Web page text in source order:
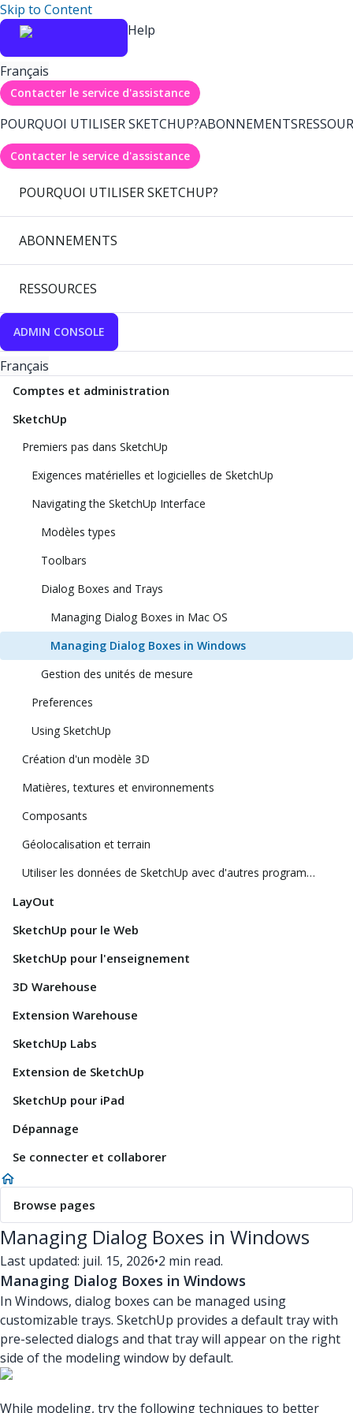
Skip to Content
Help
Français
Contacter le service d'assistance
POURQUOI UTILISER SKETCHUP?ABONNEMENTS
Contacter le service d'assistance
POURQUOI UTILISER SKETCHUP?
ABONNEMENTS
RESSOURCES
ADMIN CONSOLE
Français
Comptes et administration
SketchUp
Premiers pas dans SketchUp
Exigences matérielles et logicielles de SketchUp
Navigating the SketchUp Interface
Modèles types
Toolbars
Dialog Boxes and Trays
Managing Dialog Boxes in Mac OS
Managing Dialog Boxes in Windows
Gestion des unités de mesure
Preferences
Using SketchUp
Création d'un modèle 3D
Matières, textures et environnements
Composants
Géolocalisation et terrain
Utiliser les données de SketchUp avec d'autres programmes ou outils de modélisation
LayOut
SketchUp pour le Web
SketchUp pour l'enseignement
3D Warehouse
Extension Warehouse
SketchUp Labs
Extension de SketchUp
SketchUp pour iPad
Dépannage
Se connecter et collaborer
Browse pages
Managing Dialog Boxes in Windows
Last updated: juil. 15, 2026•2 min read.
Managing Dialog Boxes in Windows
In Windows, dialog boxes can be managed using
customizable trays. SketchUp provides a default tray with
pre-selected dialogs and that tray will appear on the right
side of the modeling window by default.
While modeling, try the following techniques to better